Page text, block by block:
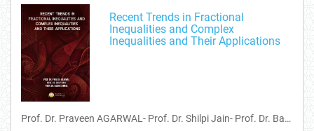
Recent Trends in Fractional
Inequalities and Complex
Inequalities and Their Applications
Prof. Dr. Praveen AGARWAL- Prof. Dr. Shilpi Jain- Prof. Dr. Bashir Ahmad